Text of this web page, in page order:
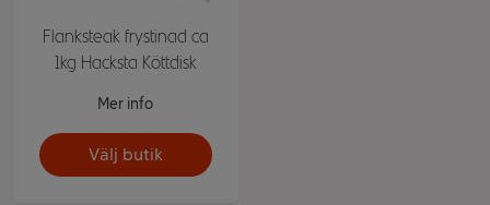
Flanksteak frystinad ca
1kg Hacksta Köttdisk
Mer info
Välj butik